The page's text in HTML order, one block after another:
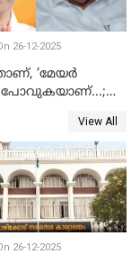
26-12-2025
ഓഫീസ്View All
26-12-2025